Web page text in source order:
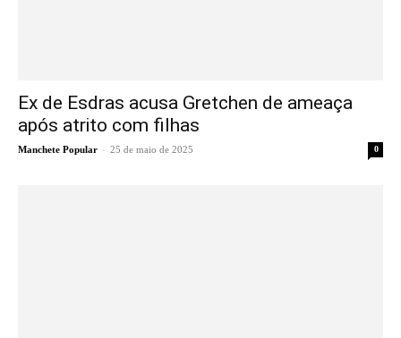
Ex de Esdras acusa Gretchen de ameaça
após atrito com filhas
Manchete Popular - 25 de maio de 2025 0